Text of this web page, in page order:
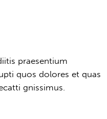
praesentium
quos dolores et quas
gnissimus.